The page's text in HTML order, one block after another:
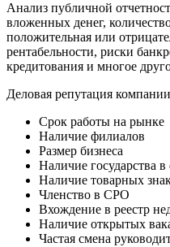
Анализ публичной
вложенных денег,
положительная или
рентабельности, риски
кредитования и многое
Деловая репутация
Срок работы на рынке
Наличие филиалов
Размер бизнеса
Наличие государства
Наличие товарных
Членство в СРО
Вхождение в реестр
Наличие открытых
Частая смена